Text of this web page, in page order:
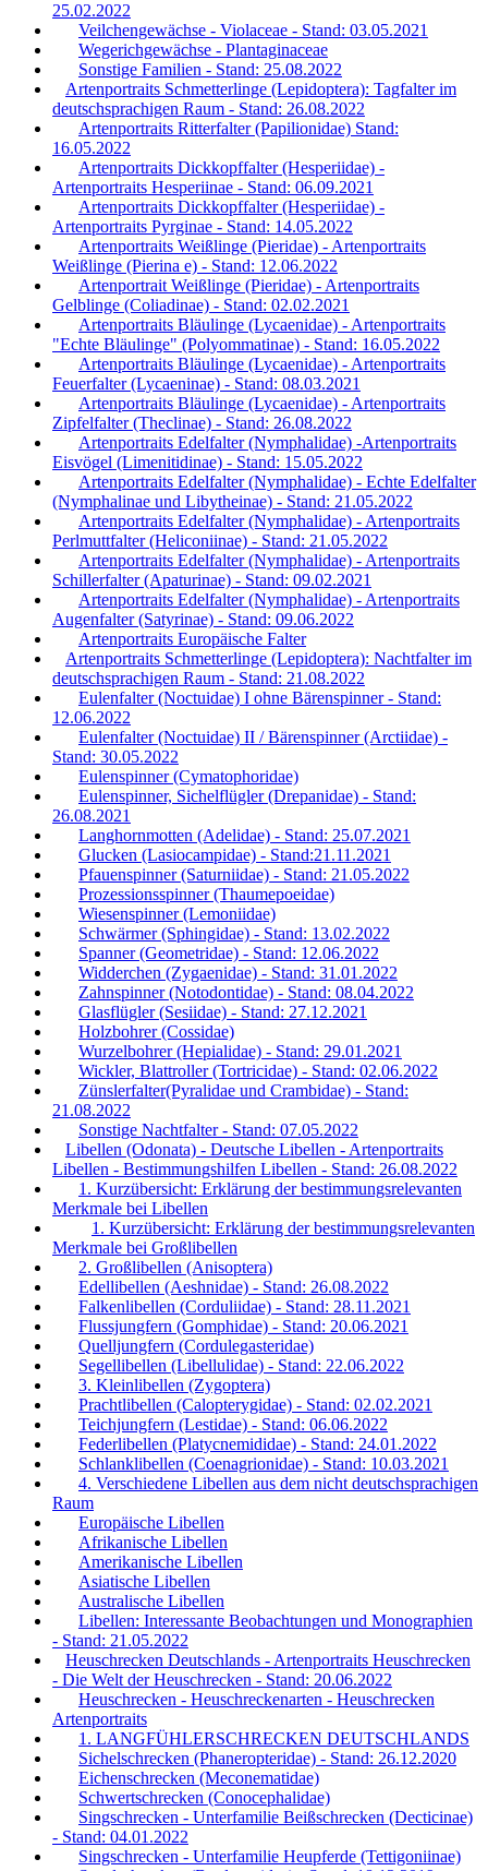
25.02.2022
Veilchengewächse - Violaceae - Stand: 03.05.2021
Wegerichgewächse - Plantaginaceae
Sonstige Familien - Stand: 25.08.2022
Artenportraits Schmetterlinge (Lepidoptera): Tagfalter im
deutschsprachigen Raum - Stand: 26.08.2022
Artenportraits Ritterfalter (Papilionidae) Stand:
16.05.2022
Artenportraits Dickkopffalter (Hesperiidae) -
Artenportraits Hesperiinae - Stand: 06.09.2021
Artenportraits Dickkopffalter (Hesperiidae) -
Artenportraits Pyrginae - Stand: 14.05.2022
Artenportraits Weißlinge (Pieridae) - Artenportraits
Weißlinge (Pierina e) - Stand: 12.06.2022
Artenportrait Weißlinge (Pieridae) - Artenportraits
Gelblinge (Coliadinae) - Stand: 02.02.2021
Artenportraits Bläulinge (Lycaenidae) - Artenportraits
"Echte Bläulinge" (Polyommatinae) - Stand: 16.05.2022
Artenportraits Bläulinge (Lycaenidae) - Artenportraits
Feuerfalter (Lycaeninae) - Stand: 08.03.2021
Artenportraits Bläulinge (Lycaenidae) - Artenportraits
Zipfelfalter (Theclinae) - Stand: 26.08.2022
Artenportraits Edelfalter (Nymphalidae) -Artenportraits
Eisvögel (Limenitidinae) - Stand: 15.05.2022
Artenportraits Edelfalter (Nymphalidae) - Echte Edelfalter
(Nymphalinae und Libytheinae) - Stand: 21.05.2022
Artenportraits Edelfalter (Nymphalidae) - Artenportraits
Perlmuttfalter (Heliconiinae) - Stand: 21.05.2022
Artenportraits Edelfalter (Nymphalidae) - Artenportraits
Schillerfalter (Apaturinae) - Stand: 09.02.2021
Artenportraits Edelfalter (Nymphalidae) - Artenportraits
Augenfalter (Satyrinae) - Stand: 09.06.2022
Artenportraits Europäische Falter
Artenportraits Schmetterlinge (Lepidoptera): Nachtfalter im
deutschsprachigen Raum - Stand: 21.08.2022
Eulenfalter (Noctuidae) I ohne Bärenspinner - Stand:
12.06.2022
Eulenfalter (Noctuidae) II / Bärenspinner (Arctiidae) -
Stand: 30.05.2022
Eulenspinner (Cymatophoridae)
Eulenspinner, Sichelflügler (Drepanidae) - Stand:
26.08.2021
Langhornmotten (Adelidae) - Stand: 25.07.2021
Glucken (Lasiocampidae) - Stand:21.11.2021
Pfauenspinner (Saturniidae) - Stand: 21.05.2022
Prozessionsspinner (Thaumepoeidae)
Wiesenspinner (Lemoniidae)
Schwärmer (Sphingidae) - Stand: 13.02.2022
Spanner (Geometridae) - Stand: 12.06.2022
Widderchen (Zygaenidae) - Stand: 31.01.2022
Zahnspinner (Notodontidae) - Stand: 08.04.2022
Glasflügler (Sesiidae) - Stand: 27.12.2021
Holzbohrer (Cossidae)
Wurzelbohrer (Hepialidae) - Stand: 29.01.2021
Wickler, Blattroller (Tortricidae) - Stand: 02.06.2022
Zünslerfalter(Pyralidae und Crambidae) - Stand:
21.08.2022
Sonstige Nachtfalter - Stand: 07.05.2022
Libellen (Odonata) - Deutsche Libellen - Artenportraits
Libellen - Bestimmungshilfen Libellen - Stand: 26.08.2022
1. Kurzübersicht: Erklärung der bestimmungsrelevanten
Merkmale bei Libellen
1. Kurzübersicht: Erklärung der bestimmungsrelevanten
Merkmale bei Großlibellen
2. Großlibellen (Anisoptera)
Edellibellen (Aeshnidae) - Stand: 26.08.2022
Falkenlibellen (Corduliidae) - Stand: 28.11.2021
Flussjungfern (Gomphidae) - Stand: 20.06.2021
Quelljungfern (Cordulegasteridae)
Segellibellen (Libellulidae) - Stand: 22.06.2022
3. Kleinlibellen (Zygoptera)
Prachtlibellen (Calopterygidae) - Stand: 02.02.2021
Teichjungfern (Lestidae) - Stand: 06.06.2022
Federlibellen (Platycnemididae) - Stand: 24.01.2022
Schlanklibellen (Coenagrionidae) - Stand: 10.03.2021
4. Verschiedene Libellen aus dem nicht deutschsprachigen
Raum
Europäische Libellen
Afrikanische Libellen
Amerikanische Libellen
Asiatische Libellen
Australische Libellen
Libellen: Interessante Beobachtungen und Monographien
- Stand: 21.05.2022
Heuschrecken Deutschlands - Artenportraits Heuschrecken
- Die Welt der Heuschrecken - Stand: 20.06.2022
Heuschrecken - Heuschreckenarten - Heuschrecken
Artenportraits
1. LANGFÜHLERSCHRECKEN DEUTSCHLANDS
Sichelschrecken (Phaneropteridae) - Stand: 26.12.2020
Eichenschrecken (Meconematidae)
Schwertschrecken (Conocephalidae)
Singschrecken - Unterfamilie Beißschrecken (Decticinae)
- Stand: 04.01.2022
Singschrecken - Unterfamilie Heupferde (Tettigoniinae)